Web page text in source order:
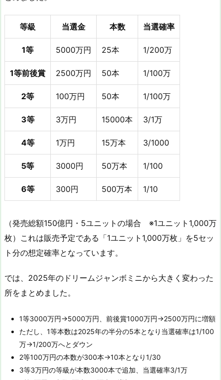
等級 当選金 本数 当選確率
1等 5000万円 25本 1/200万
1等前後賞 2500万円 50本 1/100万
2等 100万円 50本 1/100万
3等 3万円 15000本 3/1万
4等 1万円 15万本 3/1000
5等 3000円 50万本 1/100
6等 300円 500万本 1/10
（発売総額150億円・5ユニットの場合 ※1ユニット1,000万
枚）これは販売予定である「1ユニット1,000万枚」を5セッ
ト分の想定確率となっています。
では、2025年のドリームジャンボミニから大きく変わった
所をまとめました。
1等3000万円→5000万円、前後賞1000万円→2500万円に増額
ただし、1等本数は2025年の半分の5本となり当選確率は1/100
万→1/200万へとダウン
2等100万円の本数が300本→10本となり1/30
3等3万円の等級が本数3000本で追加、当選確率3/1万